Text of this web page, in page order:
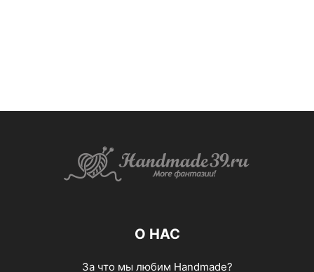
О НАС
За что мы любим Handmade?